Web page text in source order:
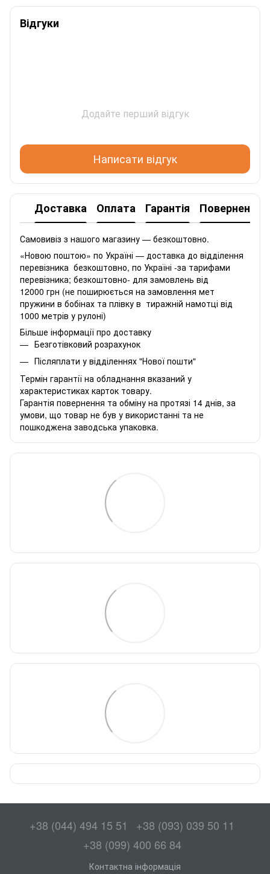
Відгуки
Додайте перший відгук
Написати відгук
Доставка Оплата Гарантія Повернення
Самовивіз з нашого магазину — безкоштовно.
«Новою поштою» по Україні — доставка до відділення
перевізника безкоштовно, по Україні -за тарифами
перевізника; безкоштовно- для замовлень від
12000 грн (не поширюється на замовлення мет
пружини в бобінах та плівку в тиражній намотці від
1000 метрів у рулоні)
Більше інформації про доставку
Безготівковий розрахунок
Післяплати у відділеннях "Нової пошти"
Термін гарантії на обладнання вказаний у
характеристиках карток товару.
Гарантія повернення та обміну на протязі 14 днів, за
умови, що товар не був у використанні та не
пошкоджена заводська упаковка.
+38 (044) 494 15 51
+38 (093) 039 50 11
+38 (099) 400 66 84
Контактна інформація